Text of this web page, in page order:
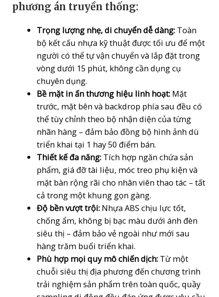
phương án truyền thống:
Trọng lượng nhẹ, di chuyển dễ dàng:Toàn
bộ kết cấu nhựa kỹ thuật được tối ưu để một
người có thể tự vận chuyển và lắp đặt trong
vòng dưới 15 phút, không cần dụng cụ
chuyên dụng.
Bề mặt in ấn thương hiệu linh hoạt:Mặt
trước, mặt bên và backdrop phía sau đều có
thể tùy chỉnh theo bộ nhận diện của từng
nhãn hàng – đảm bảo đồng bộ hình ảnh dù
triển khai tại 1 hay 50 điểm bán.
Thiết kế đa năng:Tích hợp ngăn chứa sản
phẩm, giá đỡ tài liệu, móc treo phụ kiện và
mặt bàn rộng rãi cho nhân viên thao tác – tất
cả trong một khung gọn gàng.
Độ bền vượt trội:Nhựa ABS chịu lực tốt,
chống ẩm, không bị bạc màu dưới ánh đèn
siêu thị – đảm bảo vẻ ngoài như mới sau
hàng trăm buổi triển khai.
Phù hợp mọi quy mô chiến dịch:Từ một
chuỗi siêu thị địa phương đến chương trình
trải nghiệm sản phẩm trên toàn quốc, quầy